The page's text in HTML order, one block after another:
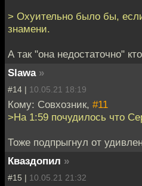
> Охуительно было бы,
знамени.
А так "она недостаточно"
Slawa »
#14 | 10.05.21 18:19
Кому: Совхозник, #11
>На 1:59 почудилось что
Тоже подпрыгнул от
Кваздопил »
#15 | 10.05.21 21:32